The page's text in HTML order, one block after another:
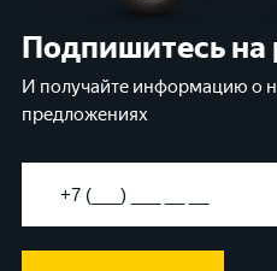
Подпишитесь на
И получайте информацию о
предложениях